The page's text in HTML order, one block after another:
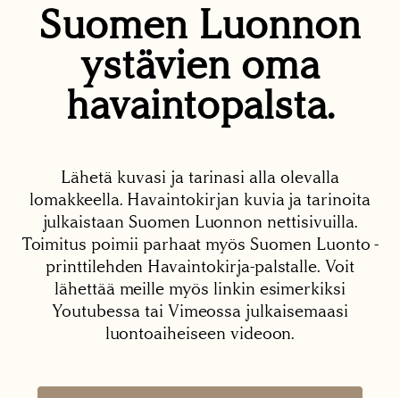
Suomen Luonnon
ystävien oma
havaintopalsta.
Lähetä kuvasi ja tarinasi alla olevalla
lomakkeella. Havaintokirjan kuvia ja tarinoita
julkaistaan Suomen Luonnon nettisivuilla.
Toimitus poimii parhaat myös Suomen Luonto -
printtilehden Havaintokirja-palstalle. Voit
lähettää meille myös linkin esimerkiksi
Youtubessa tai Vimeossa julkaisemaasi
luontoaiheiseen videoon.